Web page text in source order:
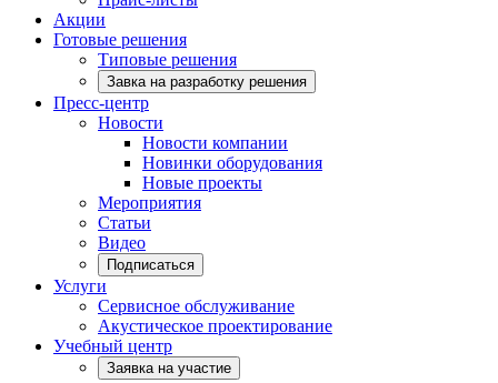
Акции
Готовые решения
Типовые решения
Завка на разработку решения
Пресс-центр
Новости
Новости компании
Новинки оборудования
Новые проекты
Мероприятия
Статьи
Видео
Подписаться
Услуги
Сервисное обслуживание
Акустическое проектирование
Учебный центр
Заявка на участие